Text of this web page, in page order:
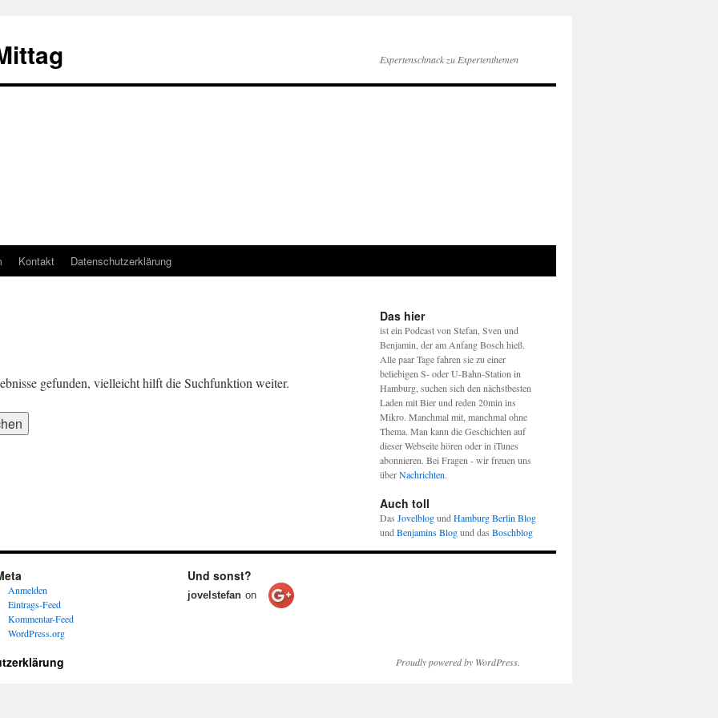
Expertenschnack zu Expertenthemen
Kontakt Datenschutzerklärung
gefunden, vielleicht hilft die Suchfunktion weiter.
Das hier
ist ein Podcast von Stefan, Sven und
Benjamin, der am Anfang Bosch hieß.
Alle paar Tage fahren sie zu einer
beliebigen S- oder U-Bahn-Station in
Hamburg, suchen sich den nächstbesten
Laden mit Bier und reden 20min ins
Mikro. Manchmal mit, manchmal ohne
Thema. Man kann die Geschichten auf
dieser Webseite hören oder in iTunes
abonnieren. Bei Fragen - wir freuen uns
überNachrichten.
Auch toll
Das Jovelblogund Hamburg Berlin Blog
und Benjamins Blogund das Boschblog
Anmelden
Eintrags-Feed
Kommentar-Feed
WordPress.org
Und sonst?
jovelstefan on
Proudly powered by WordPress.